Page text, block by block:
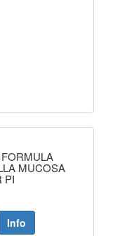
MUCOSA
PI
Info